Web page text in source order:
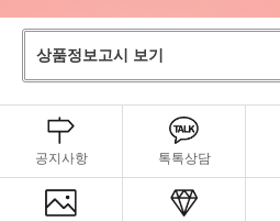
상품정보고시 보기
공지사항 톡톡상담